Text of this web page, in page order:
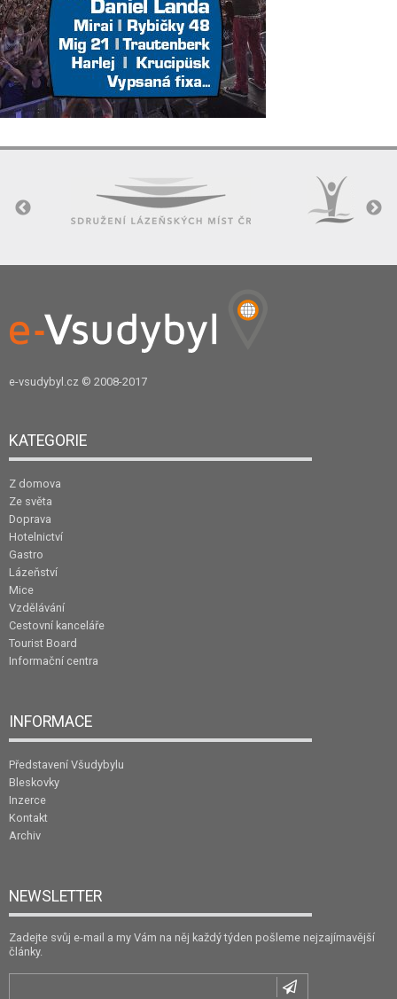
e-vsudybyl.cz © 2008-2017
KATEGORIE
Z domova
Ze světa
Doprava
Hotelnictví
Gastro
Lázeňství
Mice
Vzdělávání
Cestovní kanceláře
Tourist Board
Informační centra
INFORMACE
Představení Všudybylu
Bleskovky
Inzerce
Kontakt
Archiv
NEWSLETTER
Zadejte svůj e-mail a my Vám na něj každý týden pošleme nejzajímavější
články.